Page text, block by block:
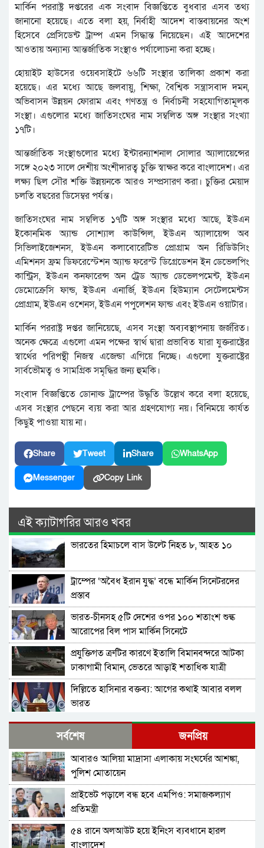
মার্কিন পররাষ্ট্র দপ্তরের এক সংবাদ বিজ্ঞপ্তিতে বুধবার এসব তথ্য
জানানো হয়েছে। এতে বলা হয়, নির্বাহী আদেশ বাস্তবায়নের অংশ
হিসেবে প্রেসিডেন্ট ট্রাম্প এমন সিদ্ধান্ত নিয়েছেন। এই আদেশের
আওতায় অন্যান্য আন্তর্জাতিক সংস্থাও পর্যালোচনা করা হচ্ছে।
হোয়াইট হাউসের ওয়েবসাইটে ৬৬টি সংস্থার তালিকা প্রকাশ করা
হয়েছে। এর মধ্যে আছে জলবায়ু, শিক্ষা, বৈশ্বিক সন্ত্রাসবাদ দমন,
অভিবাসন উন্নয়ন ফোরাম এবং গণতন্ত্র ও নির্বাচনী সহযোগিতামূলক
সংস্থা। এগুলোর মধ্যে জাতিসংঘের নাম সম্বলিত অঙ্গ সংস্থার সংখ্যা
১৭টি।
আন্তর্জাতিক সংস্থাগুলোর মধ্যে ইন্টারন্যাশনাল সোলার অ্যালায়েন্সের
সঙ্গে ২০২৩ সালে দেশীয় অংশীদারত্ব চুক্তি স্বাক্ষর করে বাংলাদেশ। এর
লক্ষ্য ছিল সৌর শক্তি উন্নয়নকে আরও সম্প্রসারণ করা। চুক্তির মেয়াদ
চলতি বছরের ডিসেম্বর পর্যন্ত।
জাতিসংঘের নাম সম্বলিত ১৭টি অঙ্গ সংস্থার মধ্যে আছে, ইউএন
ইকোনমিক অ্যান্ড সোশ্যাল কাউন্সিল, ইউএন অ্যালায়েন্স অব
সিভিলাইজেশনস, ইউএন কলাবোরেটিভ প্রোগ্রাম অন রিডিউসিং
এমিশনস ফ্রম ডিফরেস্টেশন অ্যান্ড ফরেস্ট ডিগ্রেডেশন ইন ডেভেলপিং
কান্ট্রিস, ইউএন কনফারেন্স অন ট্রেড অ্যান্ড ডেভেলপমেন্ট, ইউএন
ডেমোক্রেসি ফান্ড, ইউএন এনার্জি, ইউএন হিউম্যান সেটেলমেন্টস
প্রোগ্রাম, ইউএন ওশেনস, ইউএন পপুলেশন ফান্ড এবং ইউএন ওয়াটার।
মার্কিন পররাষ্ট্র দপ্তর জানিয়েছে, এসব সংস্থা অব্যবস্থাপনায় জর্জরিত।
অনেক ক্ষেত্রে এগুলো এমন পক্ষের স্বার্থ দ্বারা প্রভাবিত যারা যুক্তরাষ্ট্রের
স্বার্থের পরিপন্থী নিজস্ব এজেন্ডা এগিয়ে নিচ্ছে। এগুলো যুক্তরাষ্ট্রের
সার্বভৌমত্ব ও সামগ্রিক সমৃদ্ধির জন্য হুমকি।
সংবাদ বিজ্ঞপ্তিতে ডোনাল্ড ট্রাম্পের উদ্ধৃতি উল্লেখ করে বলা হয়েছে,
এসব সংস্থার পেছনে ব্যয় করা আর গ্রহণযোগ্য নয়। বিনিময়ে কার্যত
কিছুই পাওয়া যায় না।
Share Tweet Share WhatsApp
Messenger Copy Link
এই ক্যাটাগরির আরও খবর
ভারতের হিমাচলে বাস উল্টে নিহত ৮, আহত ১০
ট্রাম্পের ‘অবৈধ ইরান যুদ্ধ’ বন্ধে মার্কিন সিনেটরদের
প্রস্তাব
ভারত-চীনসহ ৫টি দেশের ওপর ১০০ শতাংশ শুল্ক
আরোপের বিল পাস মার্কিন সিনেটে
প্রযুক্তিগত ত্রুটির কারণে ইতালি বিমানবন্দরে আটকা
ঢাকাগামী বিমান, ভেতরে আড়াই শতাধিক যাত্রী
দিল্লিতে হাসিনার বক্তব্য: আগের কথাই আবার বলল
ভারত
বাংলাদেশ-পাকিস্তানসহ ১৩ দেশের জোট, কমান্ডার
নিয়োগ দিল সৌদি আরব
ভারতের চিকেন নেক নিয়ে নতুন পরিকল্পনা
শুভেন্দুর কৌশলে বদলে যাচ্ছে পশ্চিমবঙ্গের রাজনীতির
সমীকরণ
বাংলাদেশের সঙ্গে ফারাক্কা চুক্তি নবায়ন না করার দাবি
সর্বশেষ জনপ্রিয়
আবারও আলিয়া মাদ্রাসা এলাকায় সংঘর্ষের আশঙ্কা,
পুলিশ মোতায়েন
প্রাইভেট পড়ালে বন্ধ হবে এমপিও: সমাজকল্যাণ
প্রতিমন্ত্রী
৫৪ রানে অলআউট হয়ে ইনিংস ব্যবধানে হারল
বাংলাদেশ